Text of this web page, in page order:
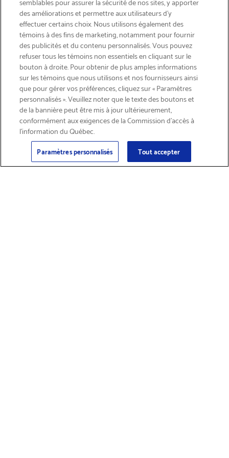
INSCRIVEZ-VOUS & ÉCONOMISEZ 15%
Courriel
Inscription
des améliorations et permettre aux utilisateurs d’y
effectuer certains choix. Nous utilisons également des
témoins à des fins de marketing, notamment pour fournir
des publicités et du contenu personnalisés. Vous pouvez
refuser tous les témoins non essentiels en cliquant sur le
bouton à droite. Pour obtenir de plus amples informations
sur les témoins que nous utilisons et nos fournisseurs ainsi
que pour gérer vos préférences, cliquez sur « Paramètres
personnalisés ». Veuillez noter que le texte des boutons et
de la bannière peut être mis à jour ultérieurement,
conformément aux exigences de la Commission d’accès à
l’information du Québec.
Paramètres personnalisés Tout accepter